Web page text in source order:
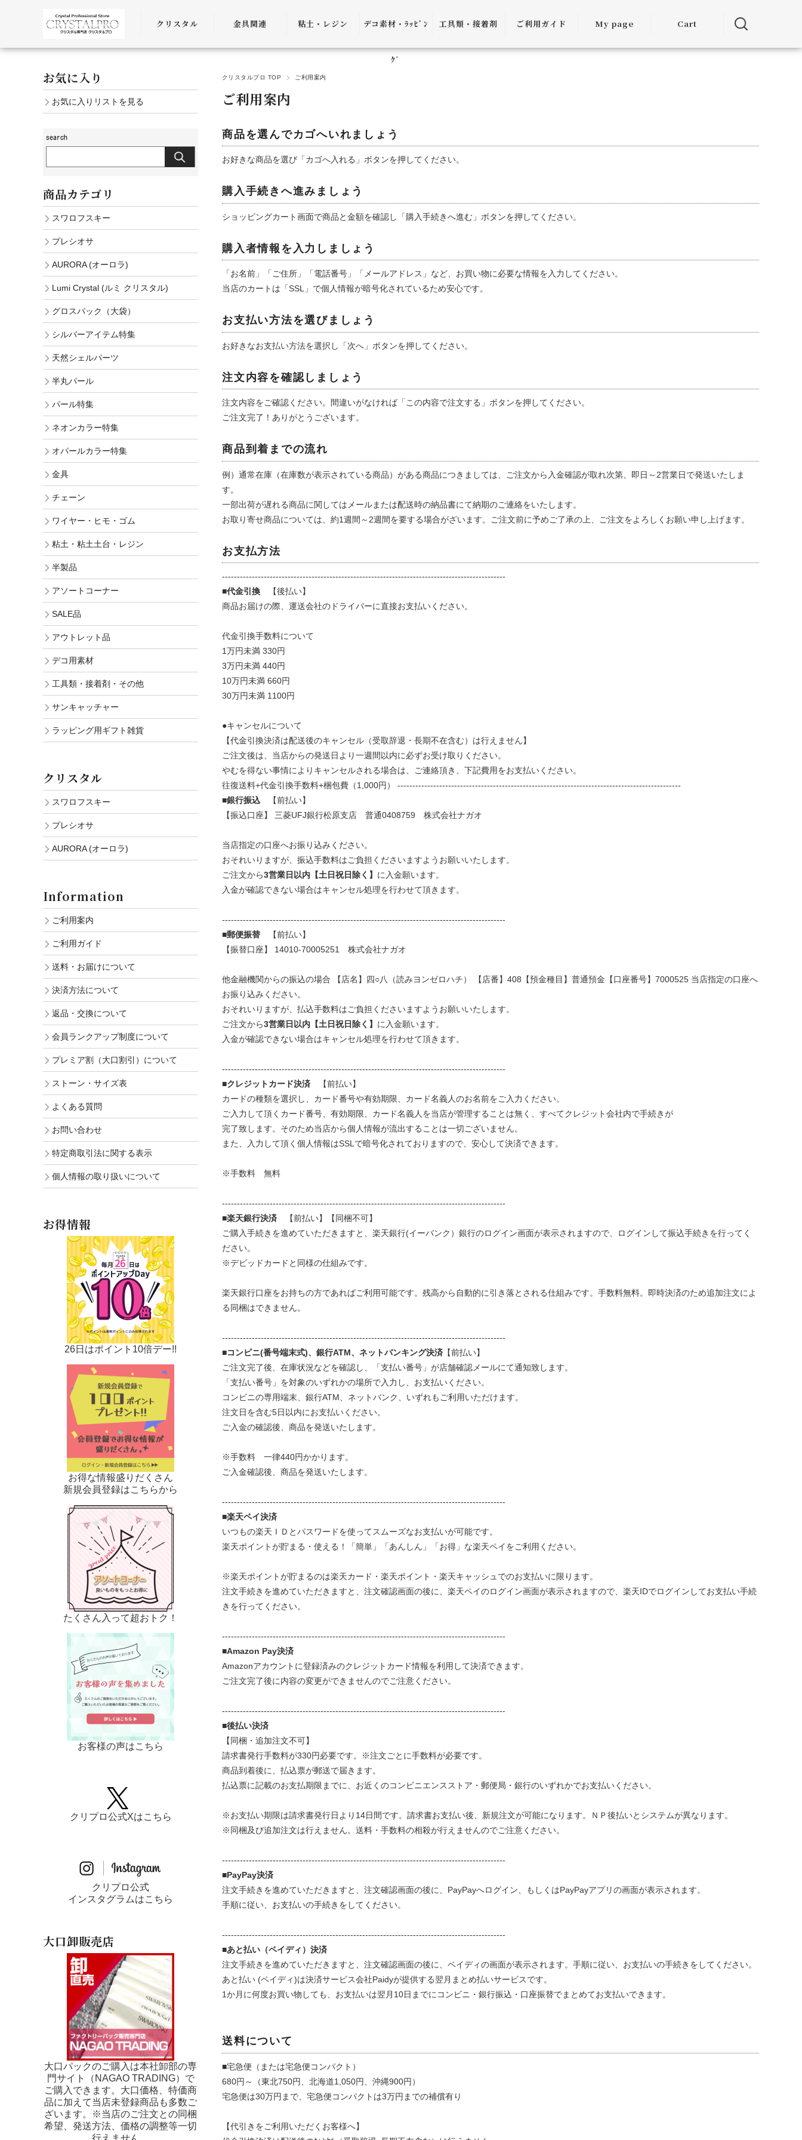
クリスタル
SWAROVSKI
金具関連
金具
チェーン
ﾜｲﾔｰ・ﾋﾓ・ｺﾞﾑ
粘土・レジン
粘土・粘土土台
レジン
デコ素材・ﾗｯﾋﾟﾝ
ｸﾞ
デコ素材
工具類・接着剤
ピンセット
接着剤・リムー
便利グッズ・そ
ご利用ガイド
ご利用ガイド
会員ランクアッ
プ制度について
て
My page Cart
クリスタルプロ TOP ご利用案内
ご利用案内
商品を選んでカゴへいれましょう
お好きな商品を選び「カゴへ入れる」ボタンを押してください。
購入手続きへ進みましょう
ショッピングカート画面で商品と金額を確認し「購入手続きへ進む」ボタンを押してください。
購入者情報を入力しましょう
「お名前」「ご住所」「電話番号」「メールアドレス」など、お買い物に必要な情報を入力してください。
当店のカートは「SSL」で個人情報が暗号化されているため安心です。
お支払い方法を選びましょう
お好きなお支払い方法を選択し「次へ」ボタンを押してください。
注文内容を確認しましょう
注文内容をご確認ください。間違いがなければ「この内容で注文する」ボタンを押してください。
ご注文完了！ありがとうございます。
商品到着までの流れ
例）通常在庫（在庫数が表示されている商品）がある商品につきましては、ご注文から入金確認が取れ次第、即日～2営業日で発送いたしま
す。
一部出荷が遅れる商品に関してはメールまたは配送時の納品書にて納期のご連絡をいたします。
お取り寄せ商品については、約1週間～2週間を要する場合がざいます。ご注文前に予めご了承の上、ご注文をよろしくお願い申し上げます。
お支払方法
-----------------------------------------------------------------------------------------------
■代金引換
【後払い】
商品お届けの際、運送会社のドライバーに直接お支払いください。
代金引換手数料について
1万円未満 330円
3万円未満 440円
10万円未満 660円
30万円未満 1100円
●キャンセルについて
【代金引換決済は配送後のキャンセル（受取辞退・長期不在含む）は行えません】
ご注文後は、当店からの発送日より一週間以内に必ずお受け取りください。
やむを得ない事情によりキャンセルされる場合は、ご連絡頂き、下記費用をお支払いください。
往復送料+代金引換手数料+梱包費（1,000円） -----------------------------------------------------------------------------------------------
■銀行振込 【前払い】
【振込口座】 三菱UFJ銀行松原支店 普通0408759 株式会社ナガオ
当店指定の口座へお振り込みください。
おそれいりますが、振込手数料はご負担くださいますようお願いいたします。
ご注文から3営業日以内【土日祝日除く】 に入金願います。
入金が確認できない場合はキャンセル処理を行わせて頂きます。
-----------------------------------------------------------------------------------------------
■郵便振替 【前払い】
【振替口座】 14010-70005251 株式会社ナガオ
他金融機関からの振込の場合 【店名】四○八（読みヨンゼロハチ） 【店番】408【預金種目】普通預金【口座番号】7000525 当店指定の口座へ
お振り込みください。
おそれいりますが、払込手数料はご負担くださいますようお願いいたします。
ご注文から3営業日以内【土日祝日除く】 に入金願います。
入金が確認できない場合はキャンセル処理を行わせて頂きます。
-----------------------------------------------------------------------------------------------
■クレジットカード決済 【前払い】
カードの種類を選択し、カード番号や有効期限、カード名義人のお名前をご入力ください。
ご入力して頂くカード番号、有効期限、カード名義人を当店が管理することは無く、すべてクレジット会社内で手続きが
完了致します。そのため当店から個人情報が流出することは一切ございません。
また、入力して頂く個人情報はSSLで暗号化されておりますので、安心して決済できます。
※手数料 無料
-----------------------------------------------------------------------------------------------
■楽天銀行決済 【前払い】【同梱不可】
ご購入手続きを進めていただきますと、楽天銀行(イーバンク）銀行のログイン画面が表示されますので、ログインして振込手続きを行ってく
ださい。
※デビッドカードと同様の仕組みです。
楽天銀行口座をお持ちの方であればご利用可能です。残高から自動的に引き落とされる仕組みです。手数料無料。即時決済のため追加注文によ
る同梱はできません。
-----------------------------------------------------------------------------------------------
■コンビニ(番号端末式)、銀行ATM、ネットバンキング決済 【前払い】
ご注文完了後、在庫状況などを確認し、「支払い番号」が店舗確認メールにて通知致します。
「支払い番号」を対象のいずれかの場所で入力し、お支払いください。
コンビニの専用端末、銀行ATM、ネットバンク、いずれもご利用いただけます。
注文日を含む5日以内にお支払いください。
ご入金の確認後、商品を発送いたします。
※手数料 一律440円かかります。
ご入金確認後、商品を発送いたします。
-----------------------------------------------------------------------------------------------
■楽天ペイ決済
いつもの楽天ＩＤとパスワードを使ってスムーズなお支払いが可能です。
楽天ポイントが貯まる・使える！「簡単」「あんしん」「お得」な楽天ペイをご利用ください。
※楽天ポイントが貯まるのは楽天カード・楽天ポイント・楽天キャッシュでのお支払いに限ります。
注文手続きを進めていただきますと、注文確認画面の後に、楽天ペイのログイン画面が表示されますので、楽天IDでログインしてお支払い手続
きを行ってください。
-----------------------------------------------------------------------------------------------
■Amazon Pay決済
Amazonアカウントに登録済みのクレジットカード情報を利用して決済できます。
ご注文完了後に内容の変更ができませんのでご注意ください。
-----------------------------------------------------------------------------------------------
■後払い決済
【同梱・追加注文不可】
請求書発行手数料が330円必要です。※注文ごとに手数料が必要です。
商品到着後に、払込票が郵送で届きます。
払込票に記載のお支払期限までに、お近くのコンビニエンスストア・郵便局・銀行のいずれかでお支払いください。
※お支払い期限は請求書発行日より14日間です。請求書お支払い後、新規注文が可能になります。ＮＰ後払いとシステムが異なります。
※同梱及び追加注文は行えません。送料・手数料の相殺が行えませんのでご注意ください。
-----------------------------------------------------------------------------------------------
■PayPay決済
注文手続きを進めていただきますと、注文確認画面の後に、PayPayへログイン、もしくはPayPayアプリの画面が表示されます。
手順に従い、お支払いの手続きをしてください。
-----------------------------------------------------------------------------------------------
■あと払い（ペイディ）決済
注文手続きを進めていただきますと、注文確認画面の後に、ペイディの画面が表示されます。手順に従い、お支払いの手続きをしてください。
あと払い (ペイディ)は決済サービス会社Paidyが提供する翌月まとめ払いサービスです。
1か月に何度お買い物しても、お支払いは翌月10日までにコンビニ・銀行振込・口座振替でまとめてお支払いできます。
送料について
■宅急便（または宅急便コンパクト）
680円～（東北750円、北海道1,050円、沖縄900円）
宅急便は30万円まで、宅急便コンパクトは3万円までの補償有り
【代引きをご利用いただくお客様へ】
お気に入り
お気に入りリストを見る
商品カテゴリ
スワロフスキー
プレシオサ
AURORA (オーロラ)
Lumi Crystal (ルミ クリスタル)
グロスパック（大袋）
シルバーアイテム特集
天然シェルパーツ
半丸パール
パール特集
ネオンカラー特集
オパールカラー特集
金具
チェーン
ワイヤー・ヒモ・ゴム
粘土・粘土土台・レジン
半製品
アソートコーナー
SALE品
アウトレット品
デコ用素材
工具類・接着剤・その他
サンキャッチャー
ラッピング用ギフト雑貨
クリスタル
スワロフスキー
プレシオサ
AURORA (オーロラ)
Information
ご利用案内
ご利用ガイド
送料・お届けについて
決済方法について
返品・交換について
会員ランクアップ制度について
プレミア割（大口割引）について
ストーン・サイズ表
よくある質問
お問い合わせ
特定商取引法に関する表示
個人情報の取り扱いについて
お得情報
26日はポイント10倍デー!!
お得な情報盛りだくさん
新規会員登録はこちらから
たくさん入って超おトク！
お客様の声はこちら
クリプロ公式Xはこちら
クリプロ公式
インスタグラムはこちら
大口卸販売店
大口パックのご購入は本社卸部の専
門サイト（NAGAO TRADING）で
ご購入できます。大口価格、特価商
品に加えて当店未登録商品も多数ご
ざいます。※当店のご注文との同梱
希望、発送方法、価格の調整等一切
行えません。